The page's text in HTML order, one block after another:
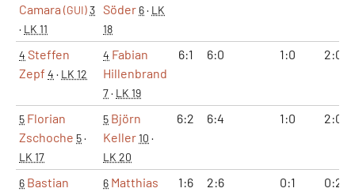
Camara (GUI)3
· LK 11
Söder 6· LK
18
4 Steffen
Zepf 4 · LK 12
4 Fabian
Hillenbrand
7· LK 19
6:1 6:0 1:0 2:0
5 Florian
Zschoche 5·
LK 17
5 Björn
Keller10 ·
LK 20
6:2 6:4 1:0 2:0
6 Bastian
6 Matthias
1:6 2:6 0:1 0:2